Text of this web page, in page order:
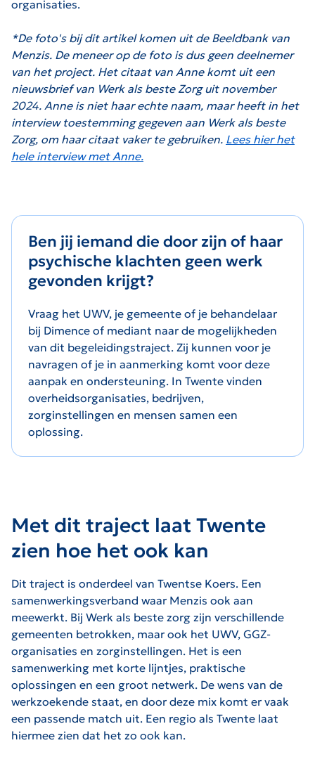
organisaties.
*De foto's bij dit artikel komen uit de Beeldbank van
Menzis. De meneer op de foto is dus geen deelnemer
van het project. Het citaat van Anne komt uit een
nieuwsbrief van Werk als beste Zorg uit november
2024. Anne is niet haar echte naam, maar heeft in het
interview toestemming gegeven aan Werk als beste
Zorg, om haar citaat vaker te gebruiken. Lees hier het
hele interview met Anne.
Ben jij iemand die door zijn of haar
psychische klachten geen werk
gevonden krijgt?
Vraag het UWV, je gemeente of je behandelaar
bij Dimence of mediant naar de mogelijkheden
van dit begeleidingstraject. Zij kunnen voor je
navragen of je in aanmerking komt voor deze
aanpak en ondersteuning. In Twente vinden
overheidsorganisaties, bedrijven,
zorginstellingen en mensen samen een
oplossing.
Met dit traject laat Twente
zien hoe het ook kan
Dit traject is onderdeel van Twentse Koers. Een
samenwerkingsverband waar Menzis ook aan
meewerkt. Bij Werk als beste zorg zijn verschillende
gemeenten betrokken, maar ook het UWV, GGZ-
organisaties en zorginstellingen. Het is een
samenwerking met korte lijntjes, praktische
oplossingen en een groot netwerk. De wens van de
werkzoekende staat, en door deze mix komt er vaak
een passende match uit. Een regio als Twente laat
hiermee zien dat het zo ook kan.